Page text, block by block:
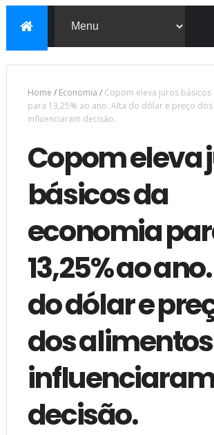
Home / Economia / Copom eleva juros
para 13,25% ao ano. Alta do dólar e preço
influenciaram decisão.
Copom eleva
básicos da
economia
13,25% ao
do dólar e
dos alimentos
decisão.